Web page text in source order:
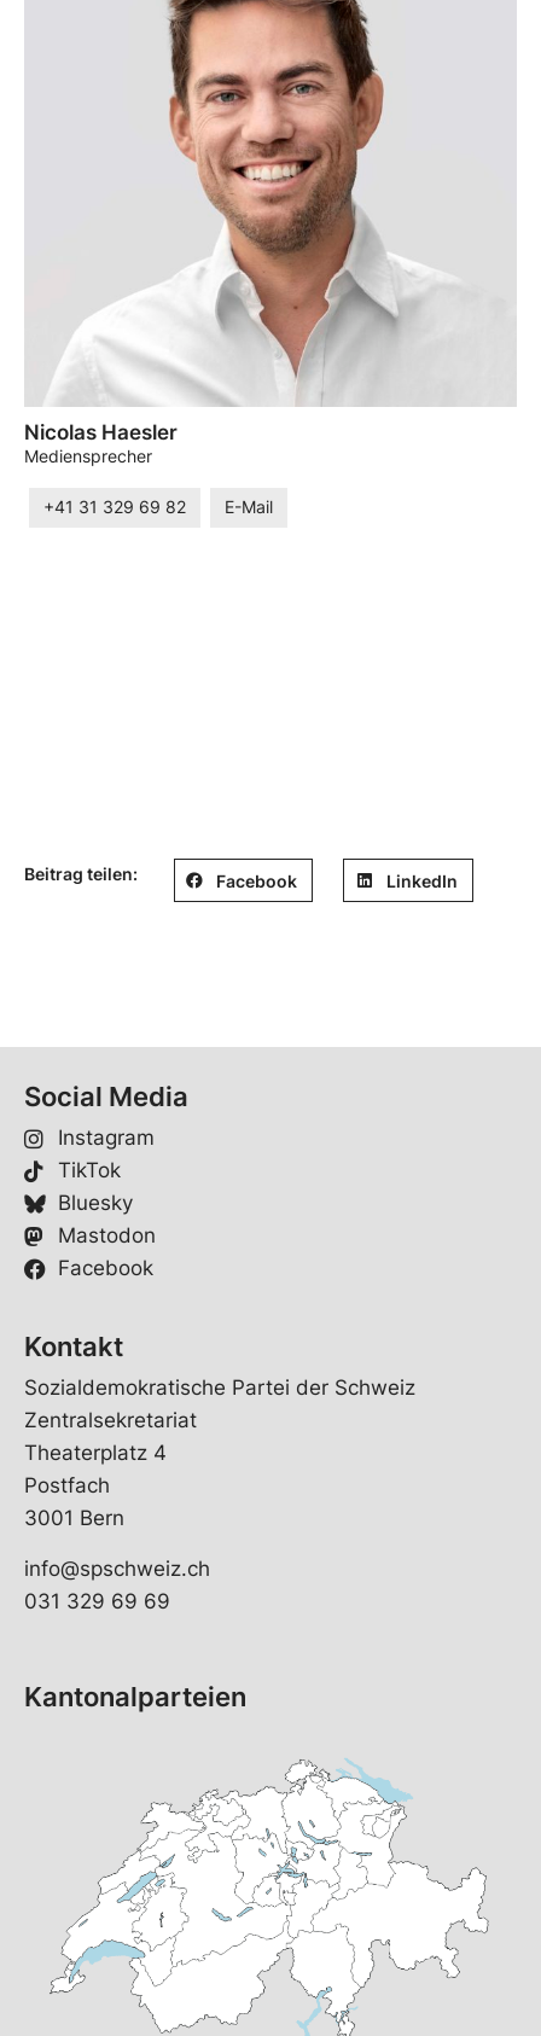
Nicolas Haesler
Mediensprecher
+41 31 329 69 82 E-Mail
Beitrag teilen: Facebook LinkedIn
Social Media
Instagram
TikTok
Bluesky
Mastodon
Facebook
Kontakt
Sozialdemokratische Partei der Schweiz
Zentralsekretariat
Theaterplatz 4
Postfach
3001 Bern
info@spschweiz.ch
031 329 69 69
Kantonalparteien